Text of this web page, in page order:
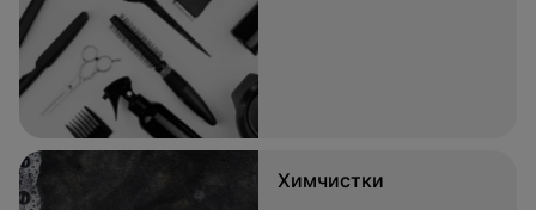
Химчистки